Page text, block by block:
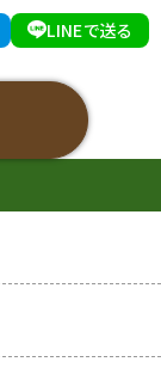
LINEで送る